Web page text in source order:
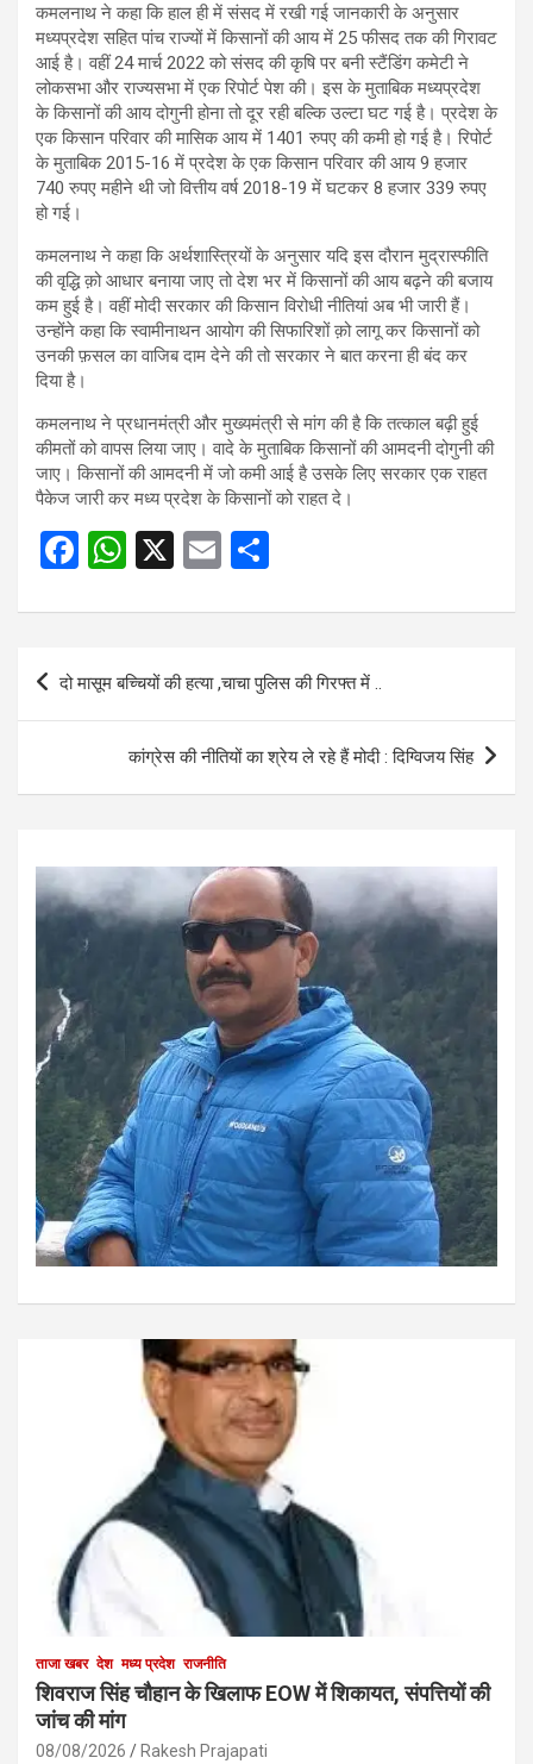
कमलनाथ ने कहा कि हाल ही में संसद में रखी गई जानकारी के अनुसार
मध्यप्रदेश सहित पांच राज्यों में किसानों की आय में 25 फीसद तक की गिरावट
आई है। वहीं 24 मार्च 2022 को संसद की कृषि पर बनी स्टैंडिंग कमेटी ने
लोकसभा और राज्यसभा में एक रिपोर्ट पेश की। इस के मुताबिक मध्यप्रदेश
के किसानों की आय दोगुनी होना तो दूर रही बल्कि उल्टा घट गई है। प्रदेश के
एक किसान परिवार की मासिक आय में 1401 रुपए की कमी हो गई है। रिपोर्ट
के मुताबिक 2015-16 में प्रदेश के एक किसान परिवार की आय 9 हजार
740 रुपए महीने थी जो वित्तीय वर्ष 2018-19 में घटकर 8 हजार 339 रुपए
हो गई।
कमलनाथ ने कहा कि अर्थशास्त्रियों के अनुसार यदि इस दौरान मुद्रास्फीति
की वृद्धि क़ो आधार बनाया जाए तो देश भर में किसानों की आय बढ़ने की बजाय
कम हुई है। वहीं मोदी सरकार की किसान विरोधी नीतियां अब भी जारी हैं।
उन्होंने कहा कि स्वामीनाथन आयोग की सिफारिशों क़ो लागू कर किसानों को
उनकी फ़सल का वाजिब दाम देने की तो सरकार ने बात करना ही बंद कर
दिया है।
कमलनाथ ने प्रधानमंत्री और मुख्यमंत्री से मांग की है कि तत्काल बढ़ी हुई
कीमतों को वापस लिया जाए। वादे के मुताबिक किसानों की आमदनी दोगुनी की
जाए। किसानों की आमदनी में जो कमी आई है उसके लिए सरकार एक राहत
पैकेज जारी कर मध्य प्रदेश के किसानों को राहत दे।
F
ce
o
W
at
s
A
p
p
X
E
ail ar
e
Post
navigation
दो मासूम बच्चियों की हत्या ,चाचा पुलिस की गिरफ्त में ..
कांग्रेस की नीतियों का श्रेय ले रहे हैं मोदी : दिग्विजय सिंह
ताजा खबर देश मध्य प्रदेश राजनीति
शिवराज सिंह चौहान के खिलाफ EOW में शिकायत, संपत्तियों की
जांच की मांग
08/08/2026 Rakesh Prajapati